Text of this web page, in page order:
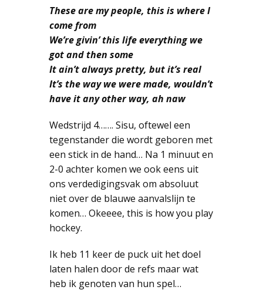
These are my people, this is where I
come from
We’re givin’ this life everything we
got and then some
It ain’t always pretty, but it’s real
It’s the way we were made, wouldn’t
have it any other way, ah naw
Wedstrijd 4……. Sisu, oftewel een
tegenstander die wordt geboren met
een stick in de hand… Na 1 minuut en
2-0 achter komen we ook eens uit
ons verdedigingsvak om absoluut
niet over de blauwe aanvalslijn te
komen… Okeeee, this is how you play
hockey.
Ik heb 11 keer de puck uit het doel
laten halen door de refs maar wat
heb ik genoten van hun spel…